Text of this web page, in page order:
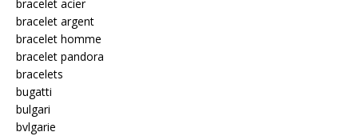
bracelet acier
bracelet argent
bracelet homme
bracelet pandora
bracelets
bugatti
bulgari
bvlgarie